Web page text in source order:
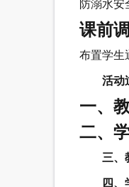
防溺水安
课前
布置学生
活动
一、
二、
三、
四、